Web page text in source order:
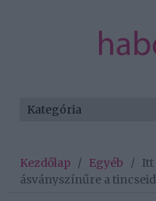
Kezdőlap / Egyéb / Itt
ásványszínűre a